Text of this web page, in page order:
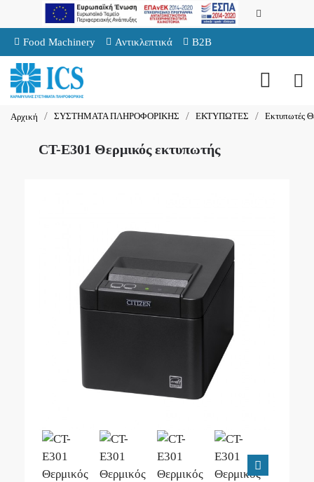
Food Machinery Αντικλεπτικά B2B
Αρχική ΣΥΣΤΗΜΑΤΑ ΠΛΗΡΟΦΟΡΙΚΗΣ ΕΚΤΥΠΩΤΕΣ Εκτυπωτές
CT-E301 Θερμικός εκτυπωτής